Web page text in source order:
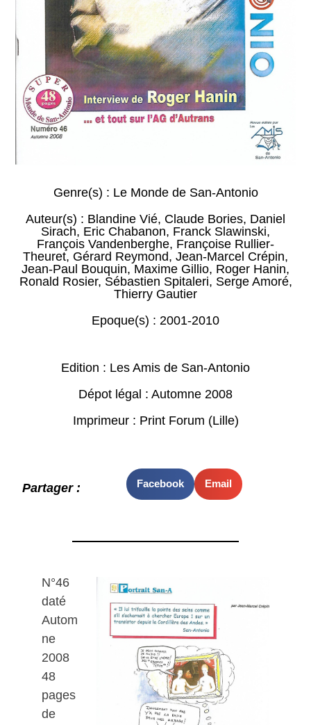
Genre(s) : Le Monde de San-Antonio
Auteur(s) : Blandine Vié, Claude Bories, Daniel
Sirach, Eric Chabanon, Franck Slawinski,
François Vandenberghe, Françoise Rullier-
Theuret, Gérard Reymond, Jean-Marcel Crépin,
Jean-Paul Bouquin, Maxime Gillio, Roger Hanin,
Ronald Rosier, Sébastien Spitaleri, Serge Amoré,
Thierry Gautier
Epoque(s) : 2001-2010
Edition : Les Amis de San-Antonio
Dépot légal : Automne 2008
Imprimeur : Print Forum (Lille)
Partager : Facebook Email
N°46
daté
Autom
ne
2008
48
pages
de